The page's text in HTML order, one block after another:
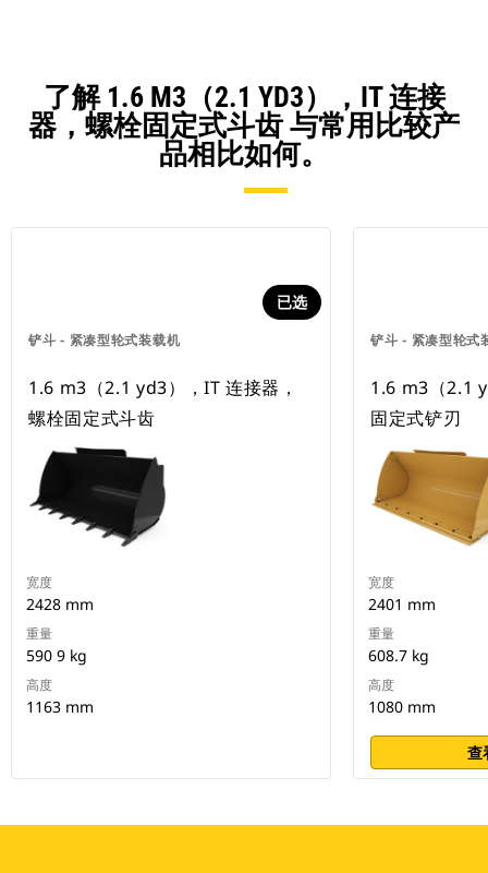
了解 1.6 M3（2.1 YD3），IT 连接
器，螺栓固定式斗齿 与常用比较产
品相比如何。
铲斗 - 紧凑型轮式装载机
已选
1.6 m3（2.1 yd3），IT 连接器，
螺栓固定式斗齿
宽度
2428 mm
重量
590 9 kg
高度
1163 mm
铲斗 - 紧凑型轮式
1.6 m3（2.1
固定式铲刃
宽度
2401 mm
重量
608.7 kg
高度
1080 mm
查